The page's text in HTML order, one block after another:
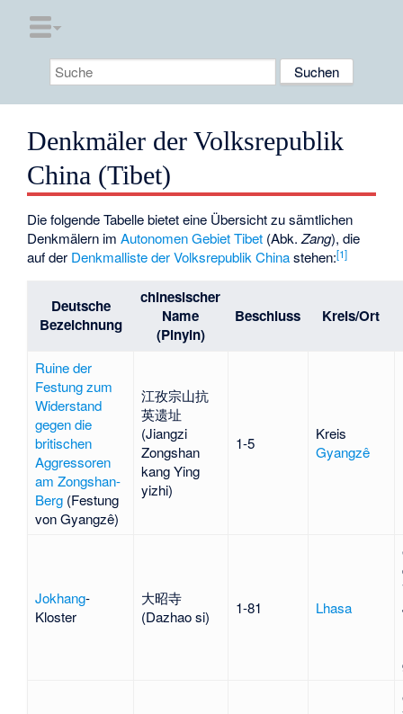
Denkmäler der Volksrepublik
China (Tibet)
Die folgende Tabelle bietet eine Übersicht zu sämtlichen
Denkmälern imAutonomen Gebiet Tibet (Abk.Zang), die
auf der Denkmalliste der Volksrepublik Chinastehen:[1]
Deutsche
Bezeichnung
chinesischer
Name
(Pinyin)
Beschluss Kreis/Ort
Ruine der
Festung zum
Widerstand
gegen die
britischen
Aggressoren
am Zongshan-
Berg(Festung
von Gyangzê)
江孜宗山抗
英遗址
(Jiangzi
Zongshan
kang Ying
yizhi)
1-5
Kreis
Gyangzê
Jokhang-
Kloster
大昭寺
(Dazhao si)
1-81 Lhasa